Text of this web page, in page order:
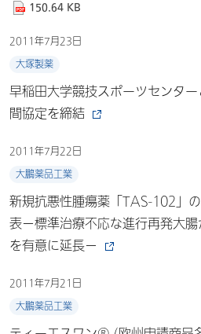
150.64 KB
2011年7月23日
大塚製薬
早稲田大学競技スポーツセンタ
間協定を締結
2011年7月22日
大鵬薬品工業
新規抗悪性腫瘍薬「TAS-102」
表－標準治療不応な進行再発大
を有意に延長－
2011年7月21日
大鵬薬品工業